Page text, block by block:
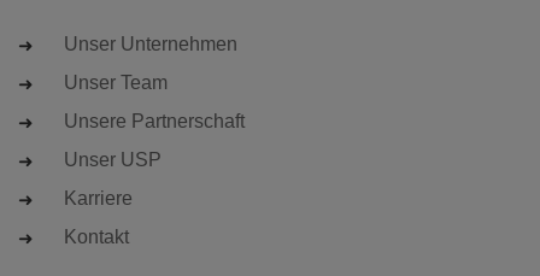
Unser Unternehmen
Unser Team
Unsere Partnerschaft
Unser USP
Karriere
Kontakt